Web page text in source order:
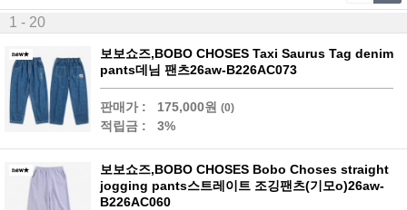
1 - 20
보보쇼즈,BOBO CHOSES Taxi Saurus Tag denim
pants데님 팬츠26aw-B226AC073
판매가 : 175,000원 (0)
적립금 : 3%
보보쇼즈,BOBO CHOSES Bobo Choses straight
jogging pants스트레이트 조깅팬츠(기모o)26aw-
B226AC060